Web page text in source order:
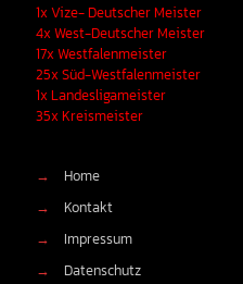
1x Vize- Deutscher Meister
4x West-Deutscher Meister
17x Westfalenmeister
25x Süd-Westfalenmeister
1x Landesligameister
35x Kreismeister
→
Home
→
Kontakt
→
Impressum
→
Datenschutz